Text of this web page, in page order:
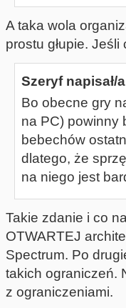
A taka wola
prostu głupie.
Szeryf napisał/
Bo obecne gry
na PC) powinny
bebechów
dlatego, że
na niego jest
Takie zdanie i co
OTWARTEJ
Spectrum. Po
takich ograniczeń.
z ograniczeniami.